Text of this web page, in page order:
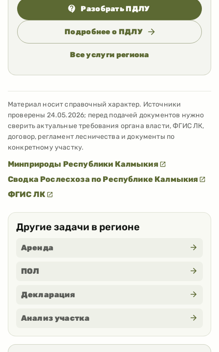
Разобрать ПДЛУ
Подробнее о ПДЛУ
Все услуги региона
Материал носит справочный характер. Источники
проверены 24.05.2026; перед подачей документов нужно
сверить актуальные требования органа власти, ФГИС ЛК,
договор, регламент лесничества и документы по
конкретному участку.
Минприроды Республики Калмыкия
Сводка Рослесхоза по Республике Калмыкия
ФГИС ЛК
Другие задачи в регионе
Аренда
ПОЛ
Декларация
Анализ участка